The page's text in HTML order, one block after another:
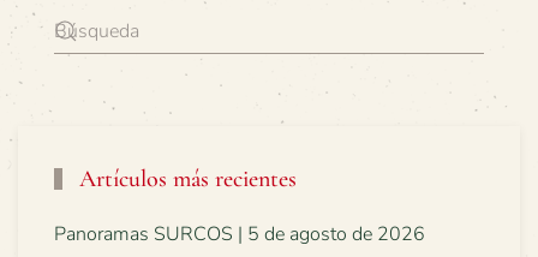
Artículos más recientes
Panoramas SURCOS | 5 de agosto de 2026